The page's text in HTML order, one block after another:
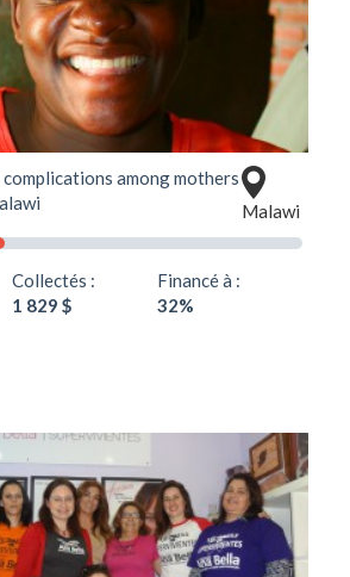
among mothers
Malawi
Collectés :
1 829 $
Financé à :
32%